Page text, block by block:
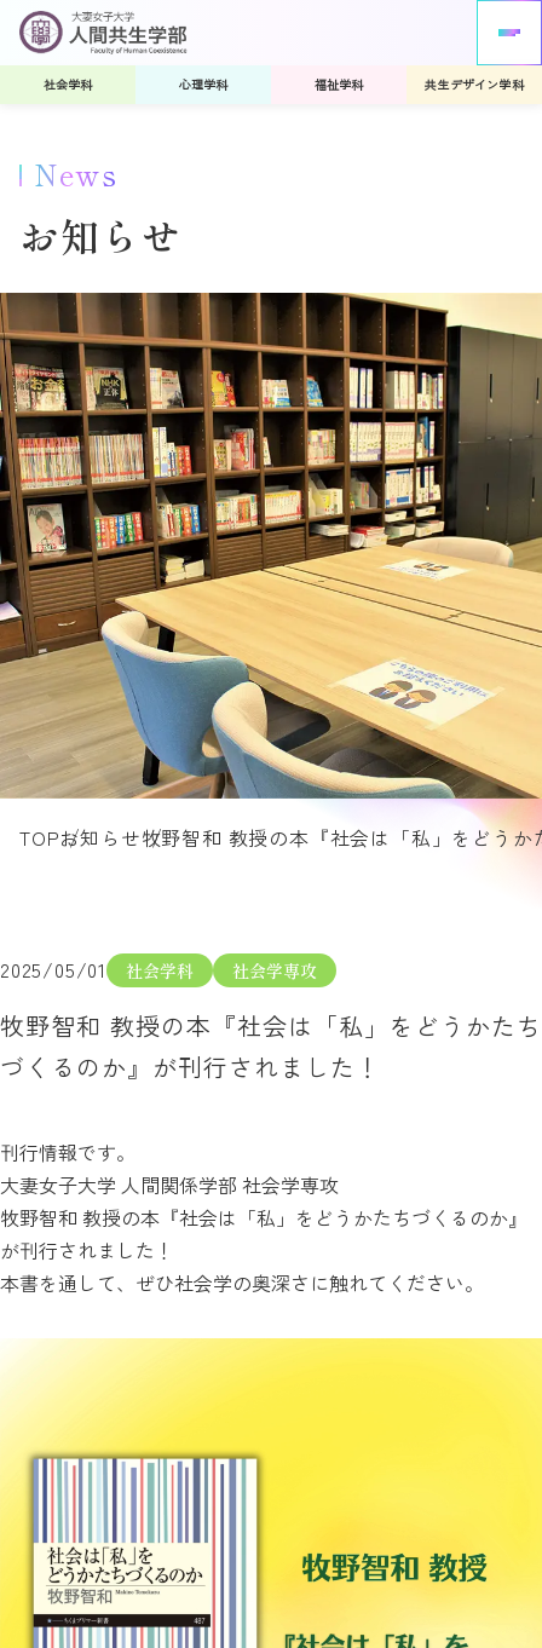
社会学科 心理学科 福祉学科 共生デザイン学科
News
お知らせ
TOPお知らせ牧野智和 教授の本『社会は「私」をどう
2025/05/01 社会学科 社会学専攻
牧野智和 教授の本『社会は「私」をどうかたち
づくるのか』が刊行されました！
刊行情報です。
大妻女子大学 人間関係学部 社会学専攻
牧野智和 教授の本『社会は「私」をどうかたちづくるのか』
が刊行されました！
本書を通して、ぜひ社会学の奥深さに触れてください。